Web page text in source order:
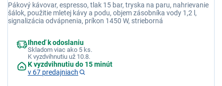
Pákový kávovar, espresso, tlak 15 bar, tryska na paru, nahrievanie
šálok, použitie mletej kávy a podu, objem zásobníka vody 1,2 l,
signalizácia odvápnenia, príkon 1450 W, strieborná
Ihneď k odoslaniu
Skladom viac ako 5 ks.
K vyzdvihnutiu už 10.8.
K vyzdvihnutiu do 15 minút
v 67 predajniach